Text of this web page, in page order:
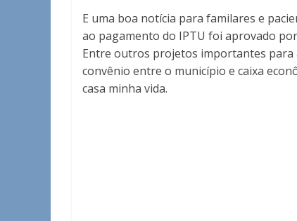
E uma boa notícia para familares e
ao pagamento do IPTU foi aprovado
Entre outros projetos importantes
convênio entre o município e caixa
casa minha vida.